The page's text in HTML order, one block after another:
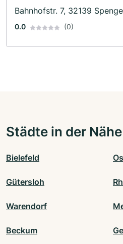
Bahnhofstr. 7, 32139 Spenge
0.0 (0)
Städte in der Nähe
Bielefeld
Gütersloh
Warendorf
Beckum